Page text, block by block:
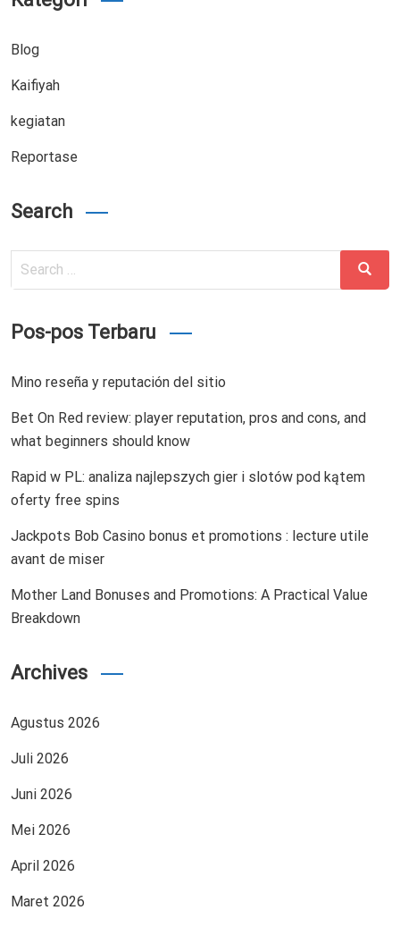
Blog
Kaifiyah
kegiatan
Reportase
Search
Search
Search
Pos-pos Terbaru
Mino reseña y reputación del sitio
Bet On Red review: player reputation, pros and cons, and
what beginners should know
Rapid w PL: analiza najlepszych gier i slotów pod kątem
oferty free spins
Jackpots Bob Casino bonus et promotions : lecture utile
avant de miser
Mother Land Bonuses and Promotions: A Practical Value
Breakdown
Archives
Agustus 2026
Juli 2026
Juni 2026
Mei 2026
April 2026
Maret 2026